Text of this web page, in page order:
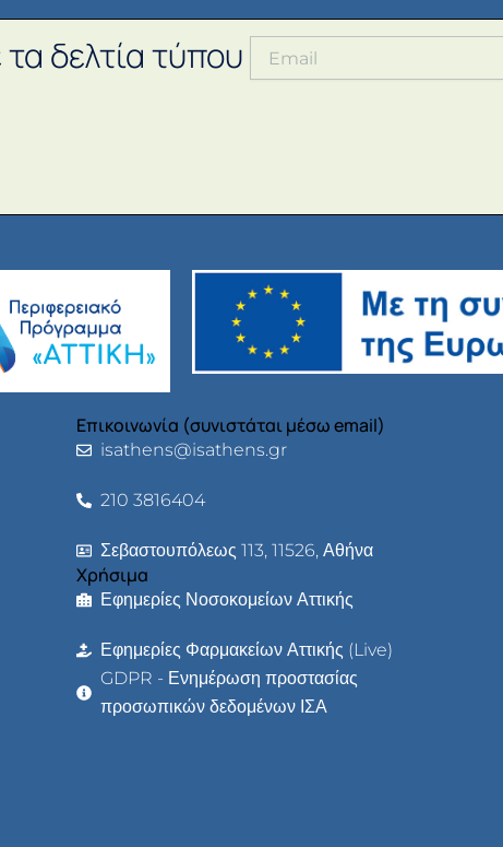
δελτία τύπου
Επικοινωνία (συνιστάται μέσω email)
isathens@isathens.gr
210 3816404
Σεβαστουπόλεως 113, 11526, Αθήνα
Χρήσιμα
Εφημερίες Νοσοκομείων Αττικής
Εφημερίες Φαρμακείων Αττικής (Live)
GDPR - Ενημέρωση προστασίας
προσωπικών δεδομένων ΙΣΑ